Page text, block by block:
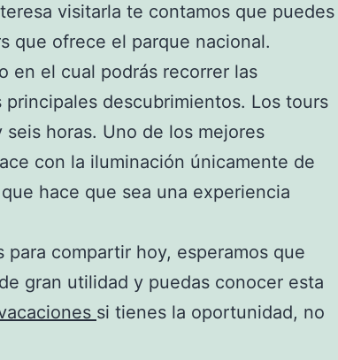
visitarla te contamos que puedes
que ofrece el parque nacional.
en el cual podrás recorrer las
descubrimientos. Los tours
horas. Uno de los mejores
con la iluminación únicamente de
hace que sea una experiencia
para compartir hoy, esperamos que
gran utilidad y puedas conocer esta
si tienes la oportunidad, no